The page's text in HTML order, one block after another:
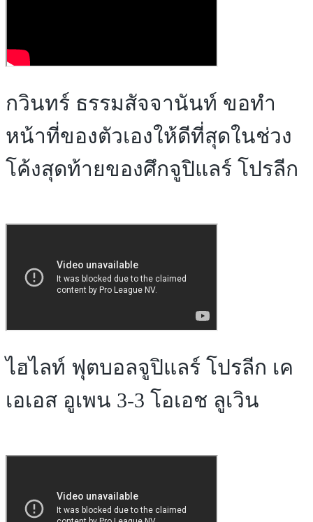
กวินทร์ ธรรมสัจจานันท์ ขอทำ
หน้าที่ของตัวเองให้ดีที่สุดในช่วง
โค้งสุดท้ายของศึกจูปิแลร์ โปรลีก
ไฮไลท์ ฟุตบอลจูปิแลร์ โปรลีก เค
เอเอส อูเพน 3-3 โอเอช ลูเวิน